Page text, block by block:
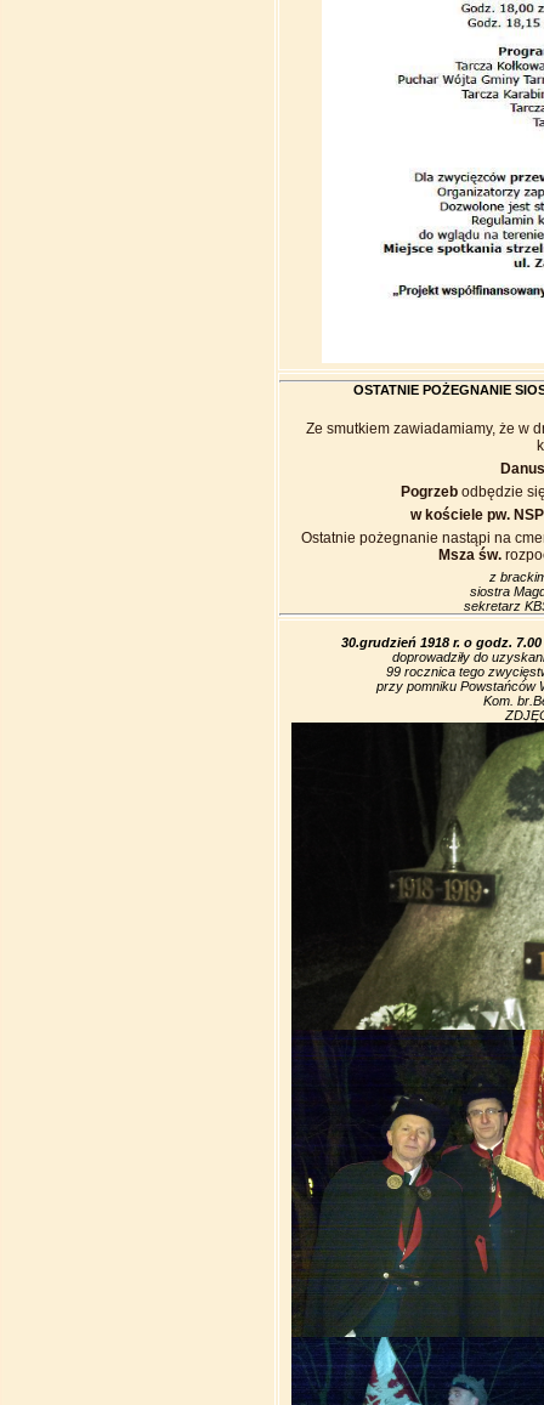
OSTATNIE POŻEGNANIE
Ze smutkiem zawiadamiamy, że w
Pogrzeb odbędzie
w kościele pw.
Ostatnie pożegnanie nastąpi na
Msza św.
z
siostra
sekretarz
30.grudzień 1918 r. o godz.
doprowadziły do
99 rocznica tego
przy pomniku Powstańców
Kom.